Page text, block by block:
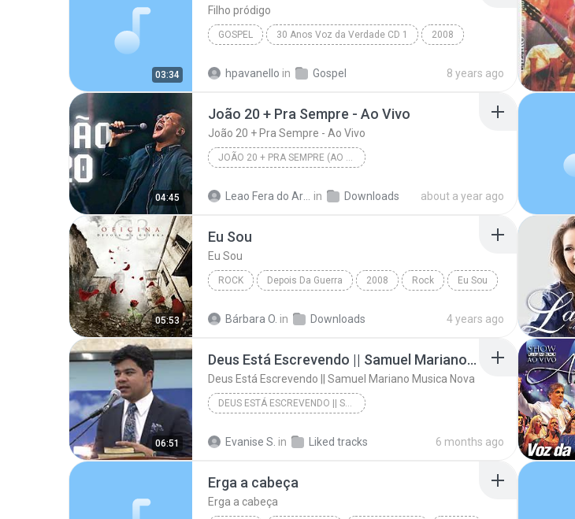
03:34
Filho pródigo
GOSPEL 30 Anos Voz da Verdade CD 1 2008
hpavanello in Gospel 8 years ago
04:45
João 20 + Pra Sempre - Ao Vivo
João 20 + Pra Sempre - Ao Vivo
JOÃO 20 + PRA SEMPRE (AO VIVO)
in Downloads about a year ago
05:53
Eu Sou
Eu Sou
ROCK Depois Da Guerra 2008 Rock Eu Sou
Bárbara O. in Downloads 4 years ago
06:51
Deus Está Escrevendo || Samuel Mariano Musica Nova
Deus Está Escrevendo || Samuel Mariano Musica Nova
DEUS ESTÁ ESCREVENDO || SAMUEL MARIANO MUSICA NOVA
Evanise S. in Liked tracks 6 months ago
Erga a cabeça
Erga a cabeça